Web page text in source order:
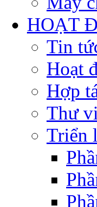
HOẠT
Tin
Hoạt
Hợp
Thư
Triển